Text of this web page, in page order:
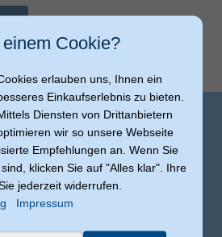
möglich)
Cookie?
erlauben uns, Ihnen ein
Einkaufserlebnis zu bieten.
Diensten von Drittanbietern
wir so unsere Webseite
Empfehlungen an. Wenn Sie
klicken Sie auf "Alles klar". Ihre
jederzeit widerrufen.
Impressum